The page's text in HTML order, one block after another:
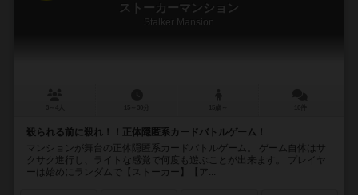
ストーカーマンション
Stalker Mansion
殺られる前に殺れ！！正体隠匿系カードバトルゲーム！
マンションが舞台の正体隠匿系カードバトルゲーム。 ゲーム自体はサ
クサク進行し、ライトな感覚で何度も遊ぶことが出来ます。 プレイヤ
ーは始めにランダムで【ストーカー】【ア...